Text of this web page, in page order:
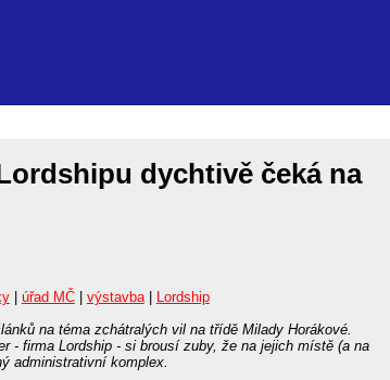
dychtivě čeká na
| úřad MČ| výstavba|
Lordship
na téma zchátralých vil na třídě Milady Horákové.
- firma Lordship - si brousí zuby, že na jejich místě (a na
administrativní komplex.